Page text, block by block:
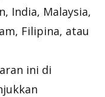
India, Malaysia,
Filipina, atau
ini di